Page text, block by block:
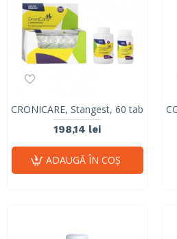
CRONICARE, Stangest, 60 tab
198,14 lei
ADAUGĂ ÎN COŞ